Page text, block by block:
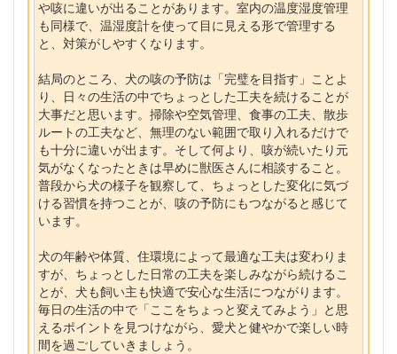
や咳に違いが出ることがあります。室内の温度湿度管理
も同様で、温湿度計を使って目に見える形で管理する
と、対策がしやすくなります。
結局のところ、犬の咳の予防は「完璧を目指す」ことよ
り、日々の生活の中でちょっとした工夫を続けることが
大事だと思います。掃除や空気管理、食事の工夫、散歩
ルートの工夫など、無理のない範囲で取り入れるだけで
も十分に違いが出ます。そして何より、咳が続いたり元
気がなくなったときは早めに獣医さんに相談すること。
普段から犬の様子を観察して、ちょっとした変化に気づ
ける習慣を持つことが、咳の予防にもつながると感じて
います。
犬の年齢や体質、住環境によって最適な工夫は変わりま
すが、ちょっとした日常の工夫を楽しみながら続けるこ
とが、犬も飼い主も快適で安心な生活につながります。
毎日の生活の中で「ここをちょっと変えてみよう」と思
えるポイントを見つけながら、愛犬と健やかで楽しい時
間を過ごしていきましょう。